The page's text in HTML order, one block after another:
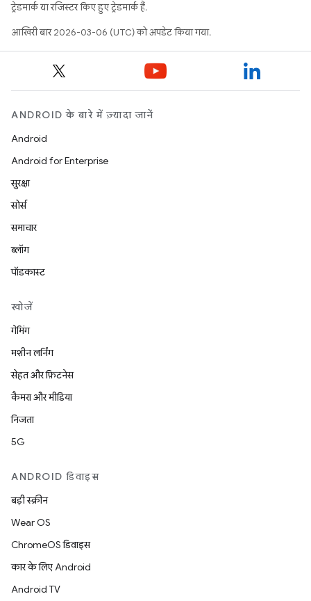
ट्रेडमार्क या रजिस्टर किए हुए ट्रेडमार्क हैं.
आखिरी बार 2026-03-06 (UTC) को अपडेट किया गया.
ANDROID के बारे में ज़्यादा जानें
Android
Android for Enterprise
सुरक्षा
सोर्स
समाचार
ब्लॉग
पॉडकास्ट
खोजें
गेमिंग
मशीन लर्निंग
सेहत और फ़िटनेस
कैमरा और मीडिया
निजता
5G
ANDROID डिवाइस
बड़ी स्क्रीन
Wear OS
ChromeOS डिवाइस
कार के लिए Android
Android TV